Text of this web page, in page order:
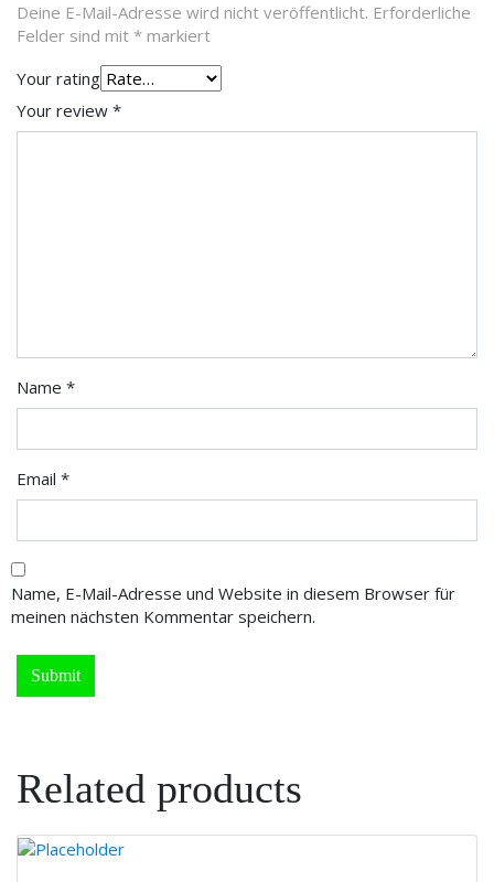
Deine E-Mail-Adresse wird nicht veröffentlicht. Erforderliche
Felder sind mit * markiert
Your rating
Your review *
Name *
Email *
Name, E-Mail-Adresse und Website in diesem Browser für
meinen nächsten Kommentar speichern.
Related products